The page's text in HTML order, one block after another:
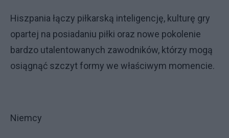
Hiszpania łączy piłkarską inteligencję, kulturę gry
opartej na posiadaniu piłki oraz nowe pokolenie
bardzo utalentowanych zawodników, którzy mogą
osiągnąć szczyt formy we właściwym momencie.
Niemcy